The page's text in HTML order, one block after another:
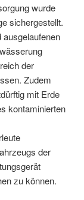
wurde
sichergestellt.
der
Zudem
mit Erde
kontaminierten
der
zu können.